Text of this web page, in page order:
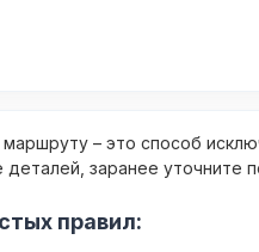
– это способ
деталей, заранее уточните
правил: